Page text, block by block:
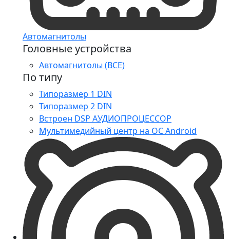
Автомагнитолы
Головные устройства
Автомагнитолы (ВСЕ)
По типу
Типоразмер 1 DIN
Типоразмер 2 DIN
Встроен DSP АУДИОПРОЦЕССОР
Мультимедийный центр на ОС Android